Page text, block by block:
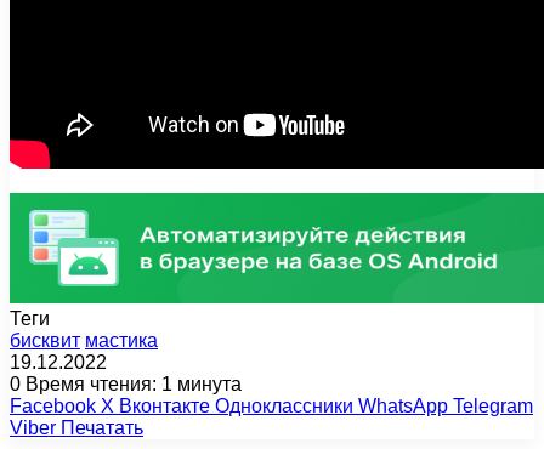
Теги
бисквит мастика
19.12.2022
0 Время чтения: 1 минута
Facebook X Вконтакте Одноклассники WhatsApp Telegram
Viber Печатать